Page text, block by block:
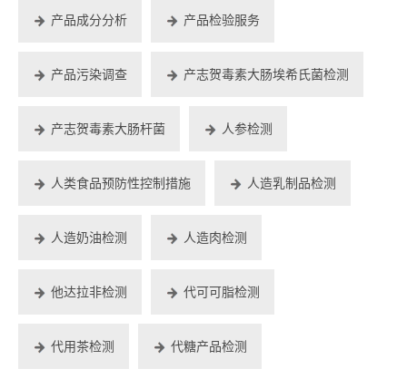
产品成分分析 产品检验服务
产品污染调查 产志贺毒素大肠埃希氏菌检测
产志贺毒素大肠杆菌 人参检测
人类食品预防性控制措施 人造乳制品检测
人造奶油检测 人造肉检测
他达拉非检测 代可可脂检测
代用茶检测 代糖产品检测